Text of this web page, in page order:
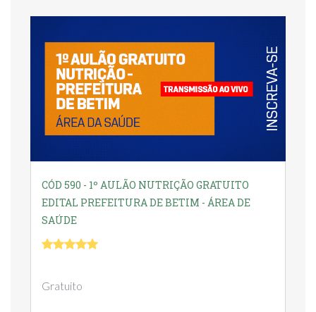
CÓD 590 - 1º AULÃO NUTRIÇÃO GRATUITO
EDITAL PREFEITURA DE BETIM - ÁREA DE
SAÚDE
Gratuito